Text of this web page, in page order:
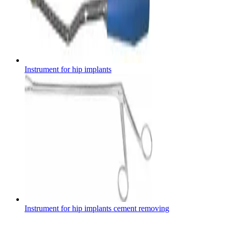
Descubre tus oportunidades profesionales en B. Braun.
Contacto
Instrument for hip implants
Instrument for hip implants cement removing